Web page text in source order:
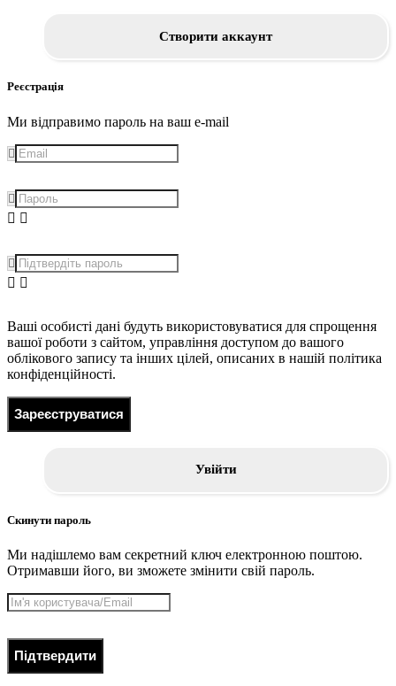
Створити аккаунт
Реєстрація
Ми відправимо пароль на ваш e-mail
Ваші особисті дані будуть використовуватися для спрощення
вашої роботи з сайтом, управління доступом до вашого
облікового запису та інших цілей, описаних в нашій політика
конфіденційності.
Зареєструватися
Увійти
Скинути пароль
Ми надішлемо вам секретний ключ електронною поштою.
Отримавши його, ви зможете змінити свій пароль.
Підтвердити